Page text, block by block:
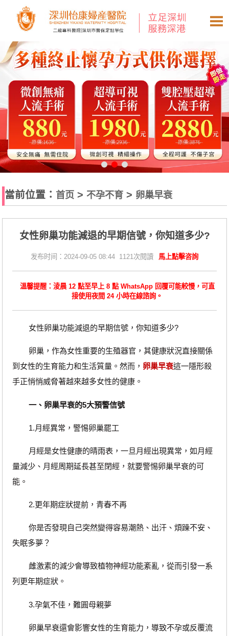
當前位置： 首页 > 不孕不育 > 卵巢早衰
女性卵巢功能減退的早期信號，你知道多少?
发布时间：2024-09-05 08:44 1121次閱讀 馬上點擊咨詢
溫馨提醒：淩晨 12 點至早上 8 點 WhatsApp 回覆可能較慢，可直
接使用夜間 24 小時在線諮詢。
女性卵巢功能減退的早期信號，你知道多少?
卵巢，作為女性重要的生殖器官，其健康狀況直接關係
到女性的生育能力和生活質量。然而， 卵巢早衰這一隱形殺
手正悄悄威脅著越來越多女性的健康。
一、卵巢早衰的5大預警信號
1.月經異常，警惕卵巢罷工
月經是女性健康的晴雨表，一旦月經出現異常，如月經
量減少、月經周期延長甚至閉經，就要警惕卵巢早衰的可
能。
2.更年期症狀提前，青春不再
你是否發現自己突然變得容易潮熱、出汗、煩躁不安、
失眠多夢？
雌激素的減少會導致植物神經功能紊亂，從而引發一系
列更年期症狀。
3.孕氣不佳，難圓母親夢
卵巢早衰還會影響女性的生育能力，導致不孕或反覆流